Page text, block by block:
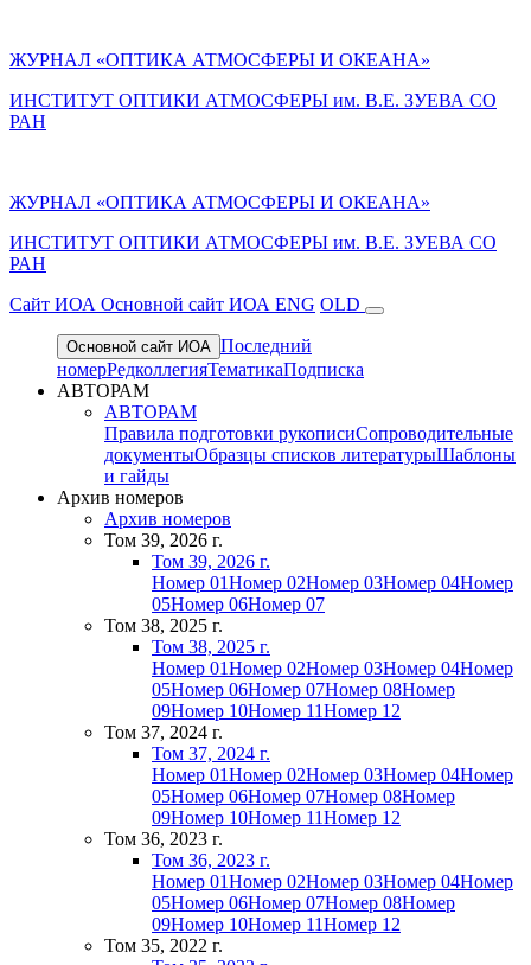
ЖУРНАЛ «ОПТИКА АТМОСФЕРЫ И ОКЕАНА»
ИНСТИТУТ ОПТИКИ АТМОСФЕРЫ им. В.Е. ЗУЕВА СО
РАН
ЖУРНАЛ «ОПТИКА АТМОСФЕРЫ И ОКЕАНА»
ИНСТИТУТ ОПТИКИ АТМОСФЕРЫ им. В.Е. ЗУЕВА СО
РАН
Cайт ИОА Основной сайт ИОА ENG OLD
Основной сайт ИОА Последний
номерРедколлегияТематикаПодписка
АВТОРАМ
АВТОРАМ
Правила подготовки рукописиСопроводительные
документыОбразцы списков литературыШаблоны
и гайды
Архив номеров
Архив номеров
Том 39, 2026 г.
Том 39, 2026 г.
Номер 01Номер 02Номер 03Номер 04Номер
05Номер 06Номер 07
Том 38, 2025 г.
Том 38, 2025 г.
Номер 01Номер 02Номер 03Номер 04Номер
05Номер 06Номер 07Номер 08Номер
09Номер 10Номер 11Номер 12
Том 37, 2024 г.
Том 37, 2024 г.
Номер 01Номер 02Номер 03Номер 04Номер
05Номер 06Номер 07Номер 08Номер
09Номер 10Номер 11Номер 12
Том 36, 2023 г.
Том 36, 2023 г.
Номер 01Номер 02Номер 03Номер 04Номер
05Номер 06Номер 07Номер 08Номер
09Номер 10Номер 11Номер 12
Том 35, 2022 г.